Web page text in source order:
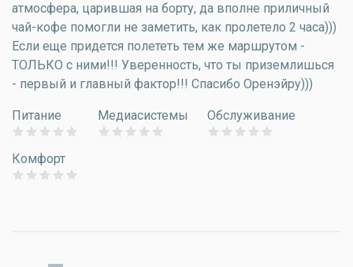
атмосфера, царившая на борту, да вполне приличный
чай-кофе помогли не заметить, как пролетело 2 часа)))
Если еще придется полететь тем же маршрутом -
ТОЛЬКО с ними!!! Уверенность, что ты приземлишься
- первый и главный фактор!!! Спасибо Оренэйру)))
Питание Медиасистемы Обслуживание
Комфорт